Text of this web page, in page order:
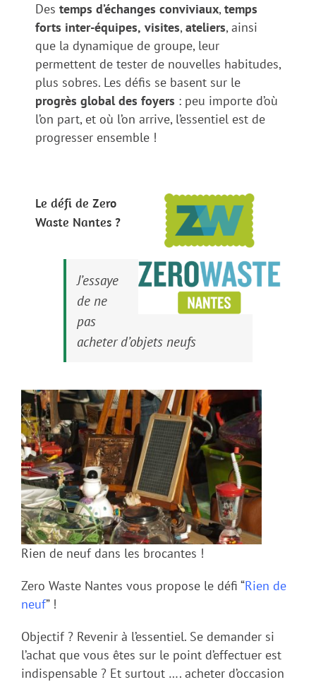
Des temps d’échanges conviviaux,temps
forts inter-équipes, visites,ateliers, ainsi
que la dynamique de groupe, leur
permettent de tester de nouvelles habitudes,
plus sobres. Les défis se basent sur le
progrès global des foyers : peu importe d’où
l’on part, et où l’on arrive, l’essentiel est de
progresser ensemble !
Le défi de Zero
Waste Nantes ?
J’essaye
de ne
pas
acheter d’objets neufs
Rien de neuf dans les brocantes !
Zero Waste Nantes vous propose le défi “Rien de
neuf” !
Objectif ? Revenir à l’essentiel. Se demander si
l’achat que vous êtes sur le point d’effectuer est
indispensable ? Et surtout …. acheter d’occasion